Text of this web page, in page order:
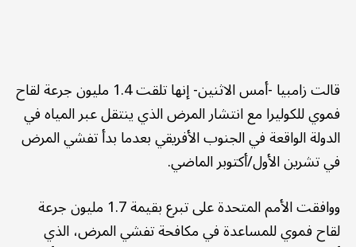
قالت زامبيا -أمس الاثنين- إنها تلقت 1.4 مليون جرعة لقاح
فموي للكوليرا مع انتشار المرض الذي ينتقل عبر المياه في
الدولة الواقعة في الجنوب الأفريقي بعدما بدأ تفشي المرض
في تشرين الأول/أكتوبر الماضي.
ووافقت الأمم المتحدة على تبرع بقيمة 1.7 مليون جرعة
لقاح فموي للمساعدة في مكافحة تفشي المرض، الذي